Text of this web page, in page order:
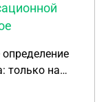
только на
суда